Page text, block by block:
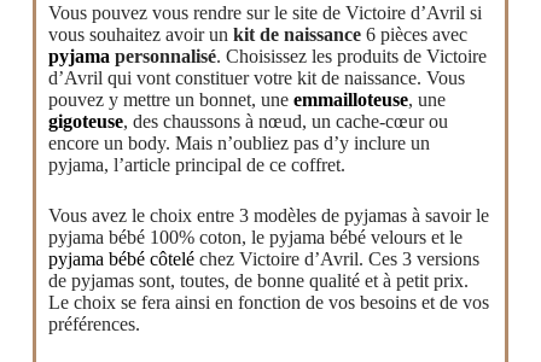
Vous pouvez vous rendre sur le site de Victoire d’Avril si
vous souhaitez avoir un kit de naissance6 pièces avec
pyjama personnalisé. Choisissez les produits de Victoire
d’Avril qui vont constituer votre kit de naissance. Vous
pouvez y mettre un bonnet, une emmailloteuse, une
gigoteuse, des chaussons à nœud, un cache-cœur ou
encore un body. Mais n’oubliez pas d’y inclure un
pyjama, l’article principal de ce coffret.
Vous avez le choix entre 3 modèles de pyjamas à savoir le
pyjama bébé 100% coton, le pyjama bébé velours et le
pyjama bébé côteléchez Victoire d’Avril. Ces 3 versions
de pyjamas sont, toutes, de bonne qualité et à petit prix.
Le choix se fera ainsi en fonction de vos besoins et de vos
préférences.